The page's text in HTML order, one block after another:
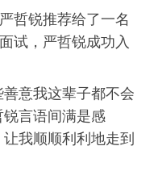
锐推荐给了一名
试，严哲锐成功入
意我这辈子都不会
言语间满是感
我顺顺利利地走到